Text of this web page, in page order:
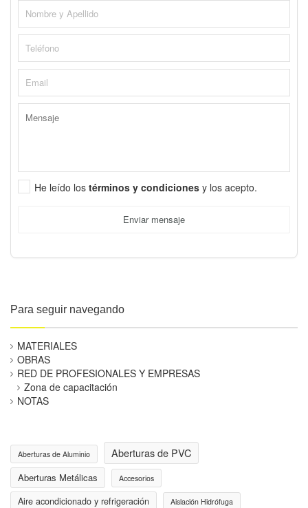
He leído los términos y condiciones y los acepto.
Enviar mensaje
Para seguir navegando
MATERIALES
OBRAS
RED DE PROFESIONALES Y EMPRESAS
Zona de capacitación
NOTAS
Aberturas de Aluminio Aberturas de PVC
Aberturas Metálicas Accesorios
Aire acondicionado y refrigeración Aislación Hidrófuga